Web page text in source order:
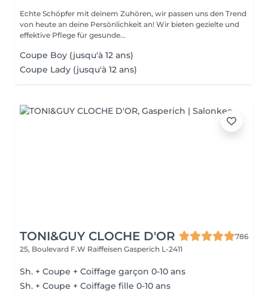
Echte Schöpfer mit deinem Zuhören, wir passen uns den Trend
von heute an deine Persönlichkeit an! Wir bieten gezielte und
effektive Pflege für gesunde...
Coupe Boy (jusqu'à 12 ans)
Coupe Lady (jusqu'à 12 ans)
TONI&GUY CLOCHE D'OR
786
25, Boulevard F.W Raiffeisen Gasperich L-2411
Sh. + Coupe + Coiffage garçon 0-10 ans
Sh. + Coupe + Coiffage fille 0-10 ans